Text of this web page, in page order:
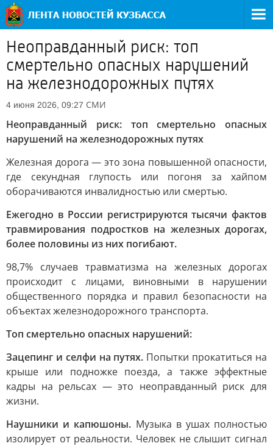
Неоправданный риск: топ
смертельно опасных нарушений
на железнодорожных путях
4 июня 2026, 09:27 СМИ
Неоправданный риск: топ смертельно опасных
нарушений на железнодорожных путях
Железная дорога — это зона повышенной опасности,
где секундная глупость или погоня за хайпом
оборачиваются инвалидностью или смертью.
Ежегодно в России регистрируются тысячи фактов
травмирования подростков на железных дорогах,
более половины из них погибают.
98,7% случаев травматизма на железных дорогах
происходит с лицами, виновными в нарушении
общественного порядка и правил безопасности на
объектах железнодорожного транспорта.
Топ смертельно опасных нарушений:
Зацепинг и селфи на путях. Попытки прокатиться на
крыше или подножке поезда, а также эффектные
кадры на рельсах — это неоправданный риск для
жизни.
Наушники и капюшоны. Музыка в ушах полностью
изолирует от реальности. Человек не слышит сигнал